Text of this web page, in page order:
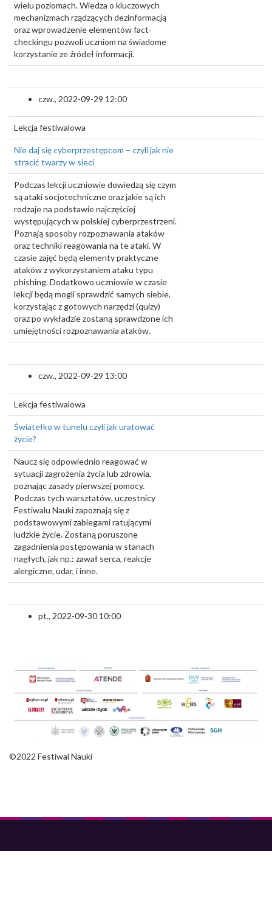
wielu poziomach. Wiedza o kluczowych
mechanizmach rządzących dezinformacją
oraz wprowadzenie elementów fact-
checkingu pozwoli uczniom na świadome
korzystanie ze źródeł informacji.
czw., 2022-09-29 12:00
Lekcja festiwalowa
Nie daj się cyberprzestępcom – czyli jak nie
stracić twarzy w sieci
Podczas lekcji uczniowie dowiedzą się czym
są ataki socjotechniczne oraz jakie są ich
rodzaje na podstawie najczęściej
występujących w polskiej cyberprzestrzeni.
Poznają sposoby rozpoznawania ataków
oraz techniki reagowania na te ataki. W
czasie zajęć będą elementy praktyczne
ataków z wykorzystaniem ataku typu
phishing. Dodatkowo uczniowie w czasie
lekcji będą mogli sprawdzić samych siebie,
korzystając z gotowych narzędzi (quizy)
oraz po wykładzie zostaną sprawdzone ich
umiejętności rozpoznawania ataków.
czw., 2022-09-29 13:00
Lekcja festiwalowa
Światełko w tunelu czyli jak uratować
życie?
Naucz się odpowiednio reagować w
sytuacji zagrożenia życia lub zdrowia,
poznając zasady pierwszej pomocy.
Podczas tych warsztatów, uczestnicy
Festiwalu Nauki zapoznają się z
podstawowymi zabiegami ratującymi
ludzkie życie. Zostaną poruszone
zagadnienia postępowania w stanach
nagłych, jak np.: zawał serca, reakcje
alergiczne, udar, i inne.
pt., 2022-09-30 10:00
©2022 Festiwal Nauki